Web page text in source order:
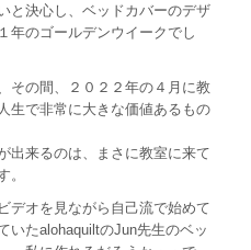
と決心し、ベッドカバーのデザ
年のゴールデンウイークでし
その間、２０２２年の４月に教
生で非常に大きな価値あるもの
出来るのは、まさに教室に来て
。
デオを見ながら自己流で始めて
いたalohaquiltのJun先生のベッ